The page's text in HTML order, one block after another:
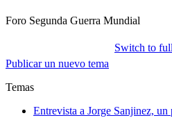
Foro Segunda Guerra Mundial
Switch to
Publicar un nuevo tema
Temas
Entrevista a Jorge Sanjinez, un